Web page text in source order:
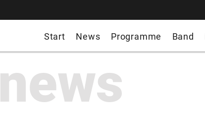
Start News Programme Band
news